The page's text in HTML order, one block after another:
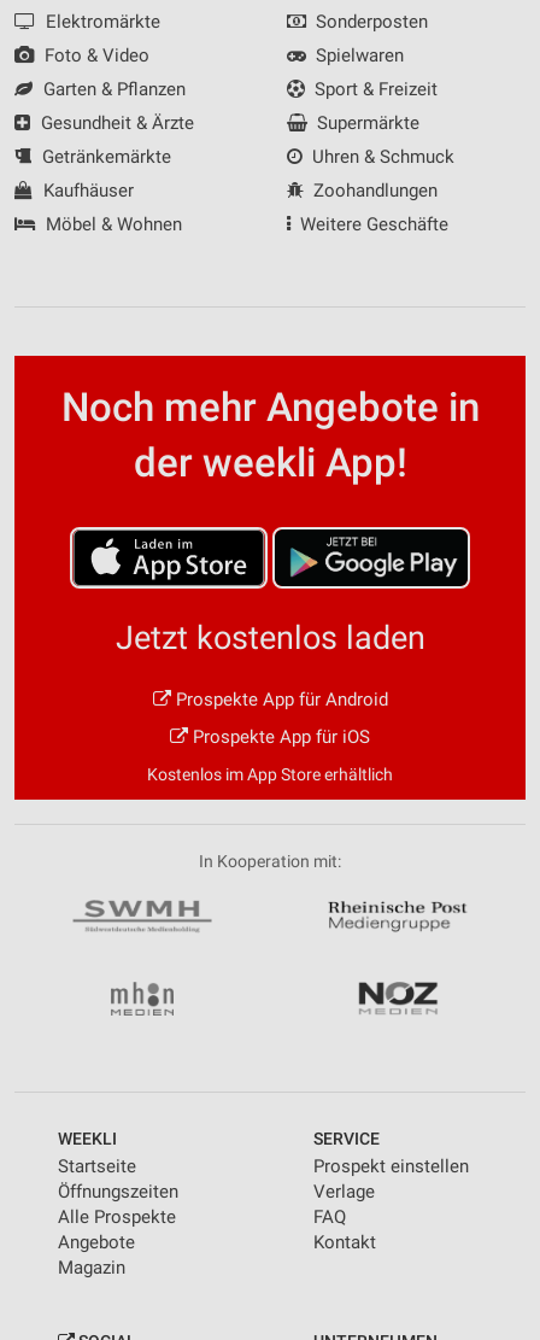
Elektromärkte
Foto & Video
Garten & Pflanzen
Gesundheit & Ärzte
Getränkemärkte
Kaufhäuser
Möbel & Wohnen
Sonderposten
Spielwaren
Sport & Freizeit
Supermärkte
Uhren & Schmuck
Zoohandlungen
Weitere Geschäfte
Noch mehr Angebote in
der weekli App!
Jetzt kostenlos laden
Prospekte App für Android
Prospekte App für iOS
Kostenlos im App Store erhältlich
In Kooperation mit:
WEEKLI
Startseite
Öffnungszeiten
Alle Prospekte
Angebote
Magazin
SERVICE
Prospekt einstellen
Verlage
FAQ
Kontakt